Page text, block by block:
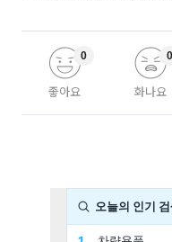
좋아요
0
화나요
0